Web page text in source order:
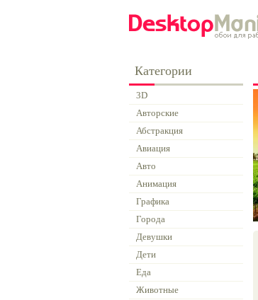
Категории
3D
Авторские
Абстракция
Авиация
Авто
Анимация
Графика
Города
Девушки
Дети
Еда
Животные